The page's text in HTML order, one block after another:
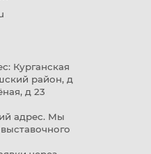
Курганская
район, д
д 23
адрес. Мы